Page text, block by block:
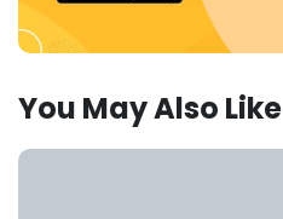
You May Also Like